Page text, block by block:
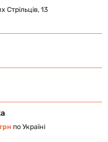
Стрільців, 13
по Україні